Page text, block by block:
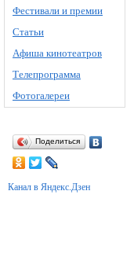
Фестивали и премии
Статьи
Афиша кинотеатров
Телепрограмма
Фотогалереи
Поделиться
Канал в Яндекс.Дзен